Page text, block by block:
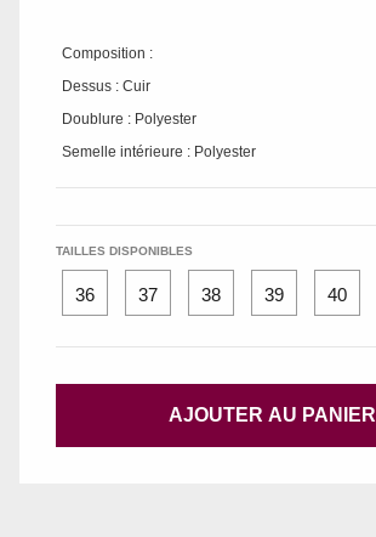
Composition :
Dessus : Cuir
Doublure : Polyester
Semelle intérieure : Polyester
TAILLES DISPONIBLES
36 37 38 39 40
AJOUTER AU PANIER